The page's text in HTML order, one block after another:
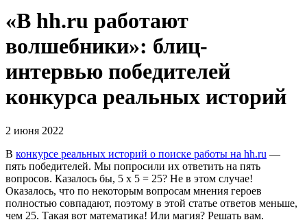
«В hh.ru работают
волшебники»: блиц-
интервью победителей
конкурса реальных историй
2 июня 2022
В конкурсе реальных историй о поиске работы на hh.ru —
пять победителей. Мы попросили их ответить на пять
вопросов. Казалось бы, 5 х 5 = 25? Не в этом случае!
Оказалось, что по некоторым вопросам мнения героев
полностью совпадают, поэтому в этой статье ответов меньше,
чем 25. Такая вот математика! Или магия? Решать вам.